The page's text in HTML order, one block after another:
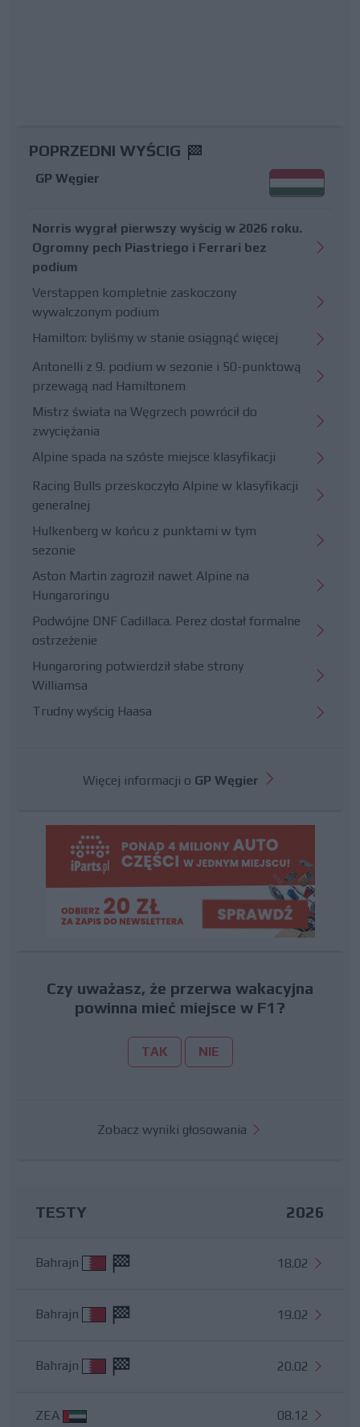
POPRZEDNI WYŚCIG
GP Węgier
Norris wygrał pierwszy wyścig w 2026 roku.
Ogromny pech Piastriego i Ferrari bez
podium
Verstappen kompletnie zaskoczony
wywalczonym podium
Hamilton: byliśmy w stanie osiągnąć więcej
Antonelli z 9. podium w sezonie i 50-punktową
przewagą nad Hamiltonem
Mistrz świata na Węgrzech powrócił do
zwyciężania
Alpine spada na szóste miejsce klasyfikacji
Racing Bulls przeskoczyło Alpine w klasyfikacji
generalnej
Hulkenberg w końcu z punktami w tym
sezonie
Aston Martin zagroził nawet Alpine na
Hungaroringu
Podwójne DNF Cadillaca. Perez dostał formalne
ostrzeżenie
Hungaroring potwierdził słabe strony
Williamsa
Trudny wyścig Haasa
Więcej informacji o GP Węgier
Czy uważasz, że przerwa wakacyjna
powinna mieć miejsce w F1?
TAK NIE
Zobacz wyniki głosowania
TESTY 2026
Bahrajn 18.02
Bahrajn 19.02
Bahrajn 20.02
ZEA 08.12